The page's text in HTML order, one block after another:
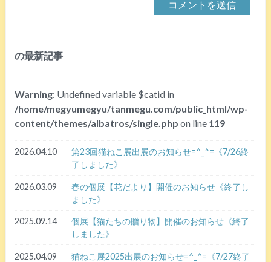
の最新記事
Warning: Undefined variable $catid in
/home/megyumegyu/tanmegu.com/public_html/wp-
content/themes/albatros/single.php on line 119
2026.04.10
第23回猫ねこ展出展のお知らせ=^_^=《7/26終
了しました》
2026.03.09
春の個展【花だより】開催のお知らせ《終了し
ました》
2025.09.14
個展【猫たちの贈り物】開催のお知らせ《終了
しました》
2025.04.09 猫ねこ展2025出展のお知らせ=^_^=《7/27終了